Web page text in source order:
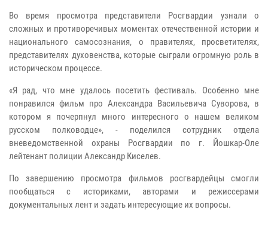
Во время просмотра представители Росгвардии узнали о
сложных и противоречивых моментах отечественной истории и
национального самосознания, о правителях, просветителях,
представителях духовенства, которые сыграли огромную роль в
историческом процессе.
«Я рад, что мне удалось посетить фестиваль. Особенно мне
понравился фильм про Александра Васильевича Суворова, в
котором я почерпнул много интересного о нашем великом
русском полководце», - поделился сотрудник отдела
вневедомственной охраны Росгвардии по г. Йошкар-Оле
лейтенант полиции Александр Киселев.
По завершению просмотра фильмов росгвардейцы смогли
пообщаться с историками, авторами и режиссерами
документальных лент и задать интересующие их вопросы.